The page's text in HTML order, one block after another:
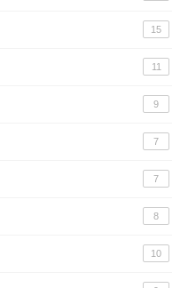
15
11
9
7
7
8
10